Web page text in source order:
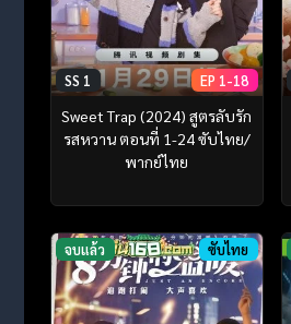
SS 1 EP 1-18
Sweet Trap (2024) สูตรลับรัก
รสหวาน ตอนที่ 1-24 ซับไทย/
พากย์ไทย
จบแล้ว ซับไทย